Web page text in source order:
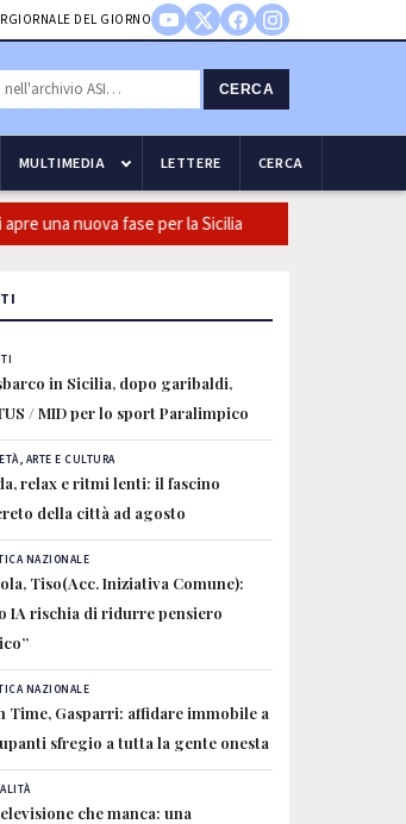
GIORNALE DEL GIORNO
CERCA
MULTIMEDIA LETTERE CERCA
nuova fase per la Sicilia
in Sicilia, dopo garibaldi,
/ MID per lo sport Paralimpico
ARTE E CULTURA
relax e ritmi lenti: il fascino
della città ad agosto
NAZIONALE
Tiso(Acc. Iniziativa Comune):
IA rischia di ridurre pensiero
NAZIONALE
Time, Gasparri: affidare immobile a
sfregio a tutta la gente onesta
che manca: una